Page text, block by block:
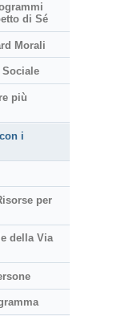
di Sé
Morali
Sociale
più
i
per
della Via